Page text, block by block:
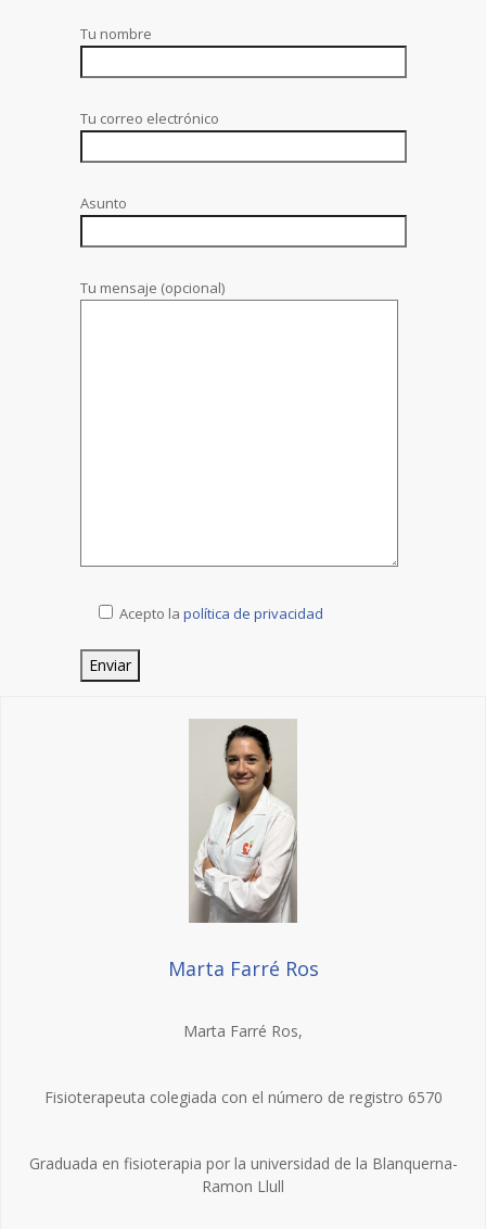
Tu nombre
Tu correo electrónico
Asunto
Tu mensaje (opcional)
Acepto la política de privacidad
Marta Farré Ros
Marta Farré Ros,
Fisioterapeuta colegiada con el número de registro 6570
Graduada en fisioterapia por la universidad de la Blanquerna-
Ramon Llull